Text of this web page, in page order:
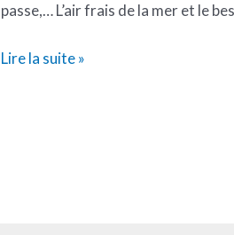
passe,… L’air frais de la mer et le
Lire la suite »